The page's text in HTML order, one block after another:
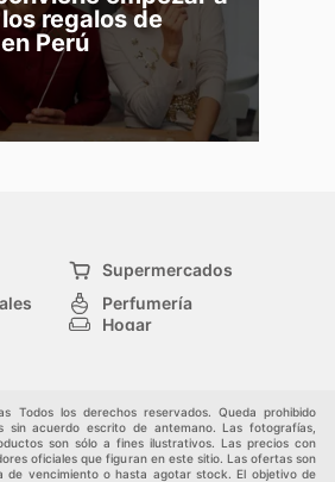
regalos de
Perú
Supermercados
Perfumería
Hogar
Todos los derechos reservados. Queda prohibido
acuerdo escrito de antemano. Las fotografías,
son sólo a fines ilustrativos. Las precios con
oficiales que figuran en este sitio. Las ofertas son
de vencimiento o hasta agotar stock. El objetivo de